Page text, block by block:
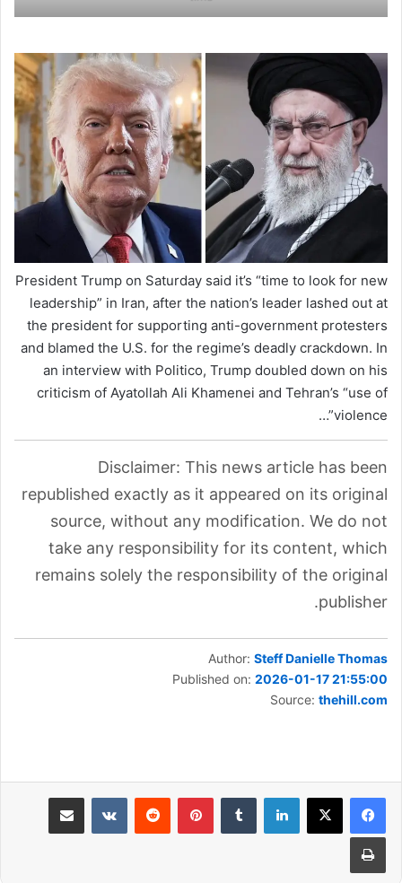
President Trump on Saturday said it’s “time to look for new
leadership” in Iran, after the nation’s leader lashed out at
the president for supporting anti-government protesters
and blamed the U.S. for the regime’s deadly crackdown. In
an interview with Politico, Trump doubled down on his
criticism of Ayatollah Ali Khamenei and Tehran’s “use of
violence”…
Disclaimer: This news article has been
republished exactly as it appeared on its original
source, without any modification. We do not
take any responsibility for its content, which
remains solely the responsibility of the original
publisher.
Author: Steff Danielle Thomas
Published on: 2026-01-17 21:55:00
Source: thehill.com
لينكدإن بينتيريست مشاركة عبر البريد
طباعة